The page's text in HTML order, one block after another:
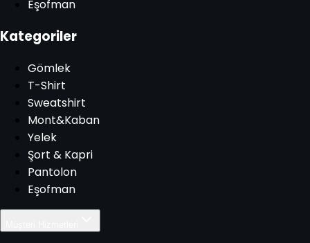
Eşofman
Kategoriler
Gömlek
T-Shirt
Sweatshirt
Mont&Kaban
Yelek
Şort & Kapri
Pantolon
Eşofman